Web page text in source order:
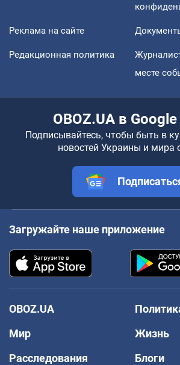
Реклама на сайте
Редакционная политика
месте
OBOZ.UA в
Подписывайтесь, чтобы быть в
новостей Украины и мира
Загружайте наше приложение
OBOZ.UA
Мир
Жизнь
Расследования
Блоги